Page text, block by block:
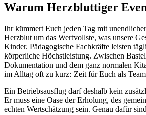
Warum Herzbluttiger
Ihr kümmert Euch jeden Tag mit
Herzblut um das Wertvollste, was unsere
Kinder. Pädagogische Fachkräfte leisten
körperliche Höchstleistung. Zwischen
Dokumentation und dem ganz normalen
im Alltag oft zu kurz: Zeit für Euch als
Ein Betriebsausflug darf deshalb kein
Er muss eine Oase der Erholung, des
echten Wertschätzung sein. Genau dafür